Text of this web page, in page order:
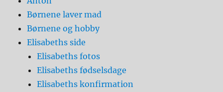
Børnene laver mad
Børnene og hobby
Elisabeths side
Elisabeths fotos
Elisabeths fødselsdage
Elisabeths konfirmation